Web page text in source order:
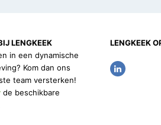
LENGKEEK
in een dynamische
Kom dan ons
team versterken!
de beschikbare
LENGKEEK
L